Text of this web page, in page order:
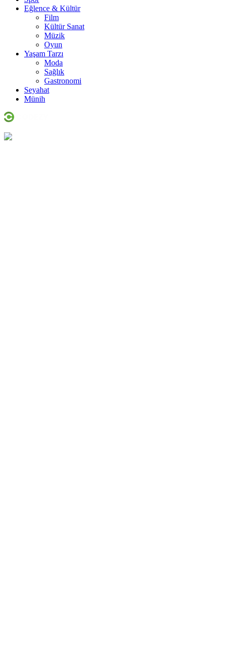
Eğlence & Kültür
Film
Kültür Sanat
Müzik
Oyun
Yaşam Tarzı
Moda
Sağlık
Gastronomi
Seyahat
Münih